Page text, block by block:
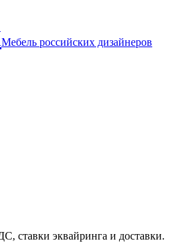
Мебель российских дизайнеров
ставки эквайринга и доставки.